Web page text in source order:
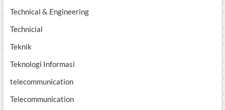
Technical & Engineering
Technicial
Teknik
Teknologi Informasi
telecommunication
Telecommunication